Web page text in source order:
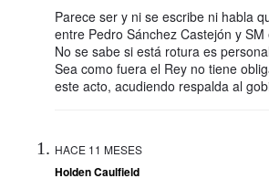
Parece ser y ni se escribe ni habla
entre Pedro Sánchez Castejón y
No se sabe si está rotura es
Sea como fuera el Rey no tiene
este acto, acudiendo respalda al
HACE 11 MESES
Holden Caulfield